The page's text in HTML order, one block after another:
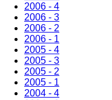
2006 - 4
2006 - 3
2006 - 2
2006 - 1
2005 - 4
2005 - 3
2005 - 2
2005 - 1
2004 - 4